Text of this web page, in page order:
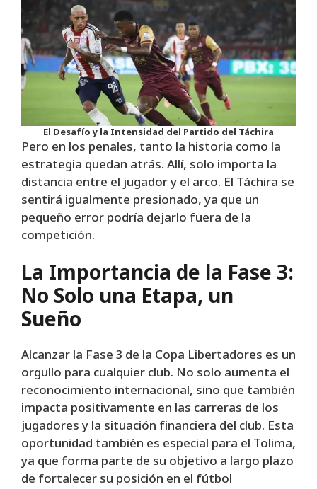
El Desafío y la Intensidad del Partido del Táchira
Pero en los penales, tanto la historia como la
estrategia quedan atrás. Allí, solo importa la
distancia entre el jugador y el arco. El Táchira se
sentirá igualmente presionado, ya que un
pequeño error podría dejarlo fuera de la
competición.
La Importancia de la Fase 3:
No Solo una Etapa, un
Sueño
Alcanzar la Fase 3 de la Copa Libertadores es un
orgullo para cualquier club. No solo aumenta el
reconocimiento internacional, sino que también
impacta positivamente en las carreras de los
jugadores y la situación financiera del club. Esta
oportunidad también es especial para el Tolima,
ya que forma parte de su objetivo a largo plazo
de fortalecer su posición en el fútbol